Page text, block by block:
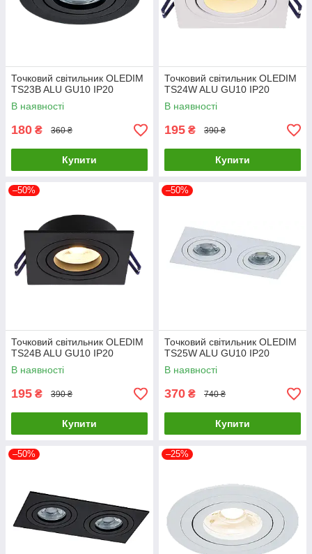
Точковий світильник OLEDIM
TS23B ALU GU10 IP20
В наявності
180 ₴ 360 ₴
Купити
Точковий світильник OLEDIM
TS24W ALU GU10 IP20
В наявності
195 ₴ 390 ₴
Купити
–50%
Точковий світильник OLEDIM
TS24B ALU GU10 IP20
В наявності
195 ₴ 390 ₴
Купити
–50%
Точковий світильник OLEDIM
TS25W ALU GU10 IP20
В наявності
370 ₴ 740 ₴
Купити
–50% –25%